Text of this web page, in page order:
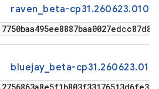
raven_beta-
bluejay_beta-